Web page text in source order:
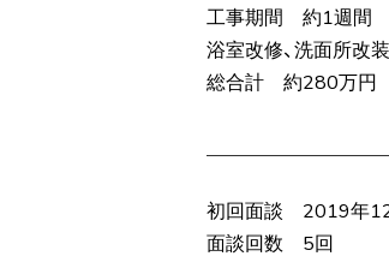
工事期間 約1週間
浴室改修、洗面所改
総合計 約280万円
初回面談 2019年
面談回数 5回